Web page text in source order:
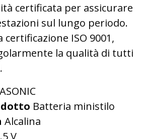
certificata per assicurare
sul lungo periodo.
ISO 9001,
la qualità di tutti
Batteria ministilo
Alcalina
V